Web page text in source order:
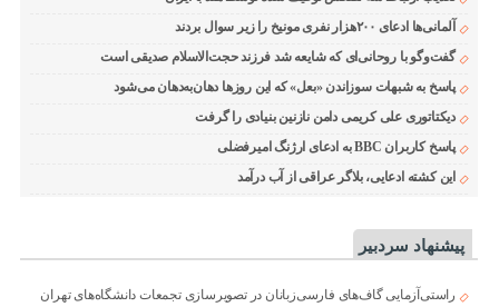
آلمانی‌ها ادعای ۲۰۰هزار نفری مونیخ را زیر سوال بردند
گفت‌وگو با روحانی‌ای که شایعه شد فرزند حجت‌الاسلام صدیقی است
پاسخ به شبهات سوزاندن «بعل» که این روزها دهان‌به‌دهان می‌شود
دیکتاتوری علی کریمی دامن نازنین بنیادی را گرفت
پاسخ کاربران BBC به ادعای ارژنگ امیرفضلی
این کشته ادعایی، بلاگر عراقی از آب درآمد
پیشنهاد سردبیر
راستی‌آزمایی گاف‌های فارسی‌زبانان در تصویرسازی تجمعات دانشگاه‌های تهران